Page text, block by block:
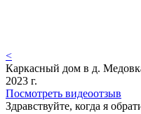
<
Каркасный дом в д.
2023 г.
Посмотреть видеоотзыв
Здравствуйте, когда я